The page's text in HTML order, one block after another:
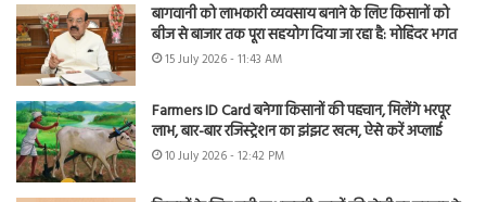
बागवानी को लाभकारी व्यवसाय बनाने के लिए किसानों को
बीज से बाजार तक पूरा सहयोग दिया जा रहा है: मोहिंदर भगत
15 July 2026 - 11:43 AM
Farmers ID Card बनेगा किसानों की पहचान, मिलेंगे भरपूर
लाभ, बार-बार रजिस्ट्रेशन का झंझट खत्म, ऐसे करें अप्लाई
10 July 2026 - 12:42 PM